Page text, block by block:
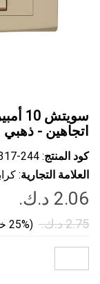
اتجاهين - ذهبي
كود المنتج: ‎40-317-244
العلامة التجارية:
(25% خصم)